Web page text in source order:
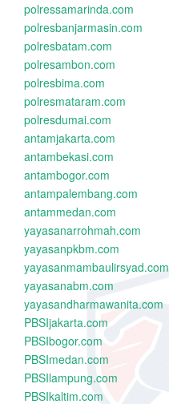
polressamarinda.com
polresbanjarmasin.com
polresbatam.com
polresambon.com
polresbima.com
polresmataram.com
polresdumai.com
antamjakarta.com
antambekasi.com
antambogor.com
antampalembang.com
antammedan.com
yayasanarrohmah.com
yayasanpkbm.com
yayasanmambaulirsyad.com
yayasanabm.com
yayasandharmawanita.com
PBSIjakarta.com
PBSIbogor.com
PBSImedan.com
PBSIlampung.com
PBSIkaltim.com